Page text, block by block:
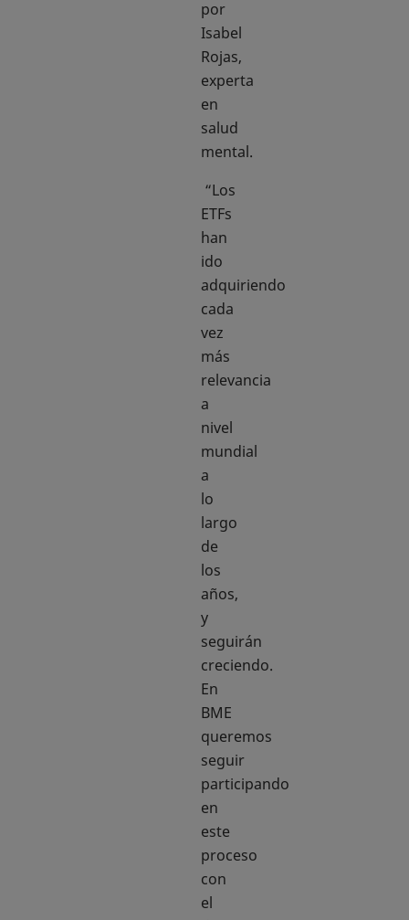
por
Isabel
Rojas,
experta
en
salud
mental.
“Los
ETFs
han
ido
adquiriendo
cada
vez
más
relevancia
a
nivel
mundial
a
lo
largo
de
los
años,
y
seguirán
creciendo.
En
BME
queremos
seguir
participando
en
este
proceso
con
el